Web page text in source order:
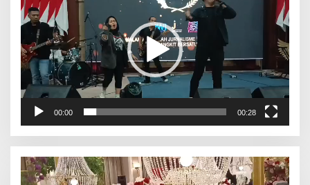
00:00 00:28
Pemutar
Video